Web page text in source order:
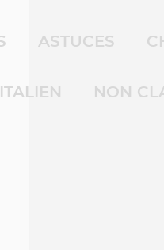
ASTUCES
ITALIEN NON